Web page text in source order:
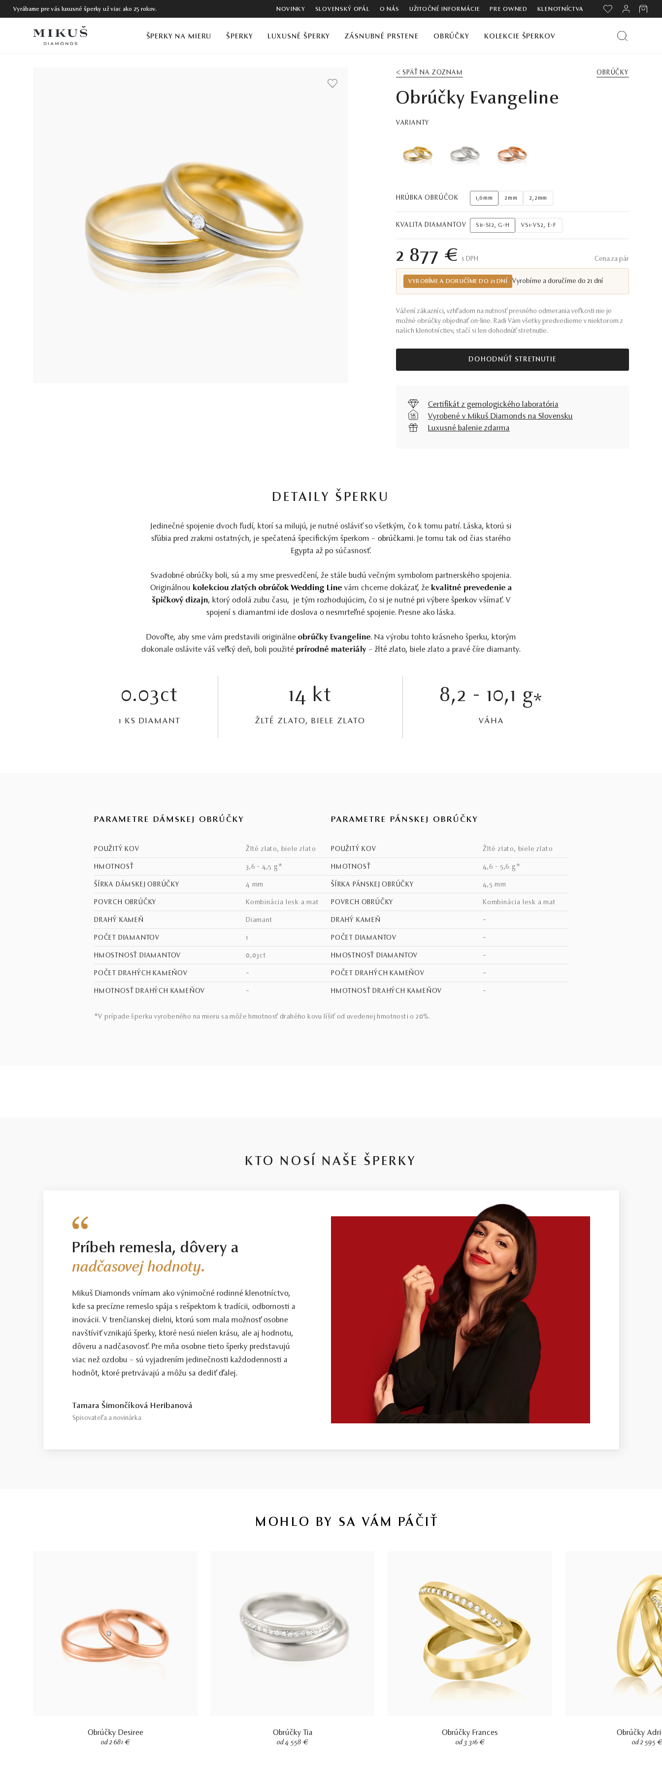
Vyrábame pre vás luxusné šperky už viac ako 25 rokov. NOVINKY SLOVENSKÝ OPÁL O NÁS UŽITOČNÉ INFORMÁCIE PRE OWNED KLENOTNÍCTVA
ŠPERKY NA MIERU ŠPERKY LUXUSNÉ ŠPERKY ZÁSNUBNÉ PRSTENE OBRÚČKY KOLEKCIE ŠPERKOV
< SPÄŤ NA ZOZNAM OBRÚČKY
Obrúčky Evangeline
VARIANTY
HRÚBKA OBRÚČOK 1,6mm 2mm 2,2mm
KVALITA DIAMANTOV Si1-SI2, G-H VS1-VS2, E-F
2 877 € S DPH Cena za pár
VYROBÍME A DORUČÍME DO 21 DNÍ Vyrobíme a doručíme do 21 dní
Vážení zákazníci, vzhľadom na nutnosť presného odmerania veľkosti nie je
možné obrúčky objednať on-line. Radi Vám všetky predvedieme v niektorom z
našich klenotníctiev, stačí si len dohodnúť stretnutie.
DOHODNÚŤ STRETNUTIE
Certifikát z gemologického laboratória
Vyrobené v Mikuš Diamonds na Slovensku
Luxusné balenie zdarma
DETAILY ŠPERKU
Jedinečné spojenie dvoch ľudí, ktorí sa milujú, je nutné osláviť so všetkým, čo k tomu patrí. Láska, ktorú si
sľúbia pred zrakmi ostatných, je spečatená špecifickým šperkom – obrúčkami. Je tomu tak od čias starého
Egypta až po súčasnosť.
Svadobné obrúčky boli, sú a my sme presvedčení, že stále budú večným symbolom partnerského spojenia.
Originálnou kolekciou zlatých obrúčok Wedding Line vám chceme dokázať, že kvalitné prevedenie a
špičkový dizajn, ktorý odolá zubu času, je tým rozhodujúcim, čo si je nutné pri výbere šperkov všímať. V
spojení s diamantmi ide doslova o nesmrteľné spojenie. Presne ako láska.
Dovoľte, aby sme vám predstavili originálne obrúčky Evangeline. Na výrobu tohto krásneho šperku, ktorým
dokonale oslávite váš veľký deň, boli použité prírodné materiály – žlté zlato, biele zlato a pravé číre diamanty.
0.03ct
1 KS DIAMANT
14 kt
ŽLTÉ ZLATO, BIELE ZLATO
8,2 - 10,1 g*
VÁHA
PARAMETRE DÁMSKEJ OBRÚČKY
POUŽITÝ KOV žlté zlato, biele zlato
HMOTNOSŤ 3,6 - 4,5 g*
ŠÍRKA DÁMSKEJ OBRÚČKY 4 mm
POVRCH OBRÚČKY kombinácia lesk a mat
DRAHÝ KAMEŇ diamant
POČET DIAMANTOV 1
HMOSTNOSŤ DIAMANTOV 0,03ct
POČET DRAHÝCH KAMEŇOV –
HMOTNOSŤ DRAHÝCH KAMEŇOV –
PARAMETRE PÁNSKEJ OBRÚČKY
POUŽITÝ KOV žlté zlato, biele zlato
HMOTNOSŤ 4,6 - 5,6 g*
ŠÍRKA PÁNSKEJ OBRÚČKY 4,5 mm
POVRCH OBRÚČKY kombinácia lesk a mat
DRAHÝ KAMEŇ –
POČET DIAMANTOV –
HMOSTNOSŤ DIAMANTOV –
POČET DRAHÝCH KAMEŇOV –
HMOTNOSŤ DRAHÝCH KAMEŇOV –
*V prípade šperku vyrobeného na mieru sa môže hmotnosť drahého kovu líšiť od uvedenej hmotnosti o 20%.
KTO NOSÍ NAŠE ŠPERKY
Príbeh remesla, dôvery a
nadčasovej hodnoty.
Mikuš Diamonds vnímam ako výnimočné rodinné klenotníctvo,
kde sa precízne remeslo spája s rešpektom k tradícii, odbornosti a
inovácii. V trenčianskej dielni, ktorú som mala možnosť osobne
navštíviť vznikajú šperky, ktoré nesú nielen krásu, ale aj hodnotu,
dôveru a nadčasovosť. Pre mňa osobne tieto šperky predstavujú
viac než ozdobu – sú vyjadrením jedinečnosti každodennosti a
hodnôt, ktoré pretrvávajú a môžu sa dediť ďalej.
Tamara Šimončíková Heribanová
Spisovateľa a novinárka
MOHLO BY SA VÁM PÁČIŤ
Obrúčky Desiree
od 2 681 €
Obrúčky Tia
od 4 558 €
Obrúčky Frances
od 3 316 €
Obrúčky
od 2 595